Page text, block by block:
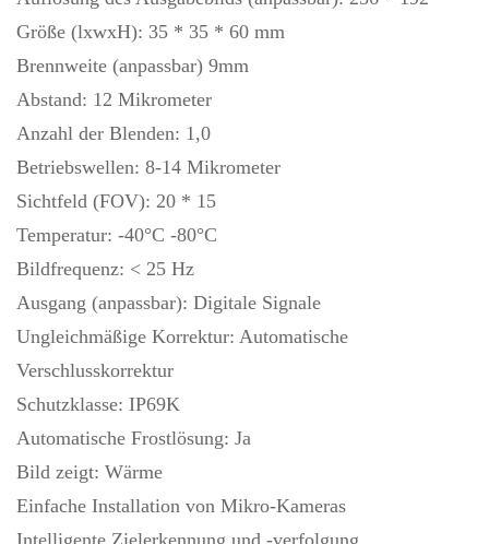
Größe (lxwхH): 35 * 35 * 60 mm
Brennweite (anpassbar) 9mm
Abstand: 12 Mikrometer
Anzahl der Blenden: 1,0
Betriebswellen: 8-14 Mikrometer
Sichtfeld (FOV): 20 * 15
Temperatur: -40°C -80°C
Bildfrequenz: < 25 Hz
Ausgang (anpassbar): Digitale Signale
Ungleichmäßige Korrektur: Automatische
Verschlusskorrektur
Schutzklasse: IP69K
Automatische Frostlösung: Ja
Bild zeigt: Wärme
Einfache Installation von Mikro-Kameras
Intelligente Zielerkennung und -verfolgung